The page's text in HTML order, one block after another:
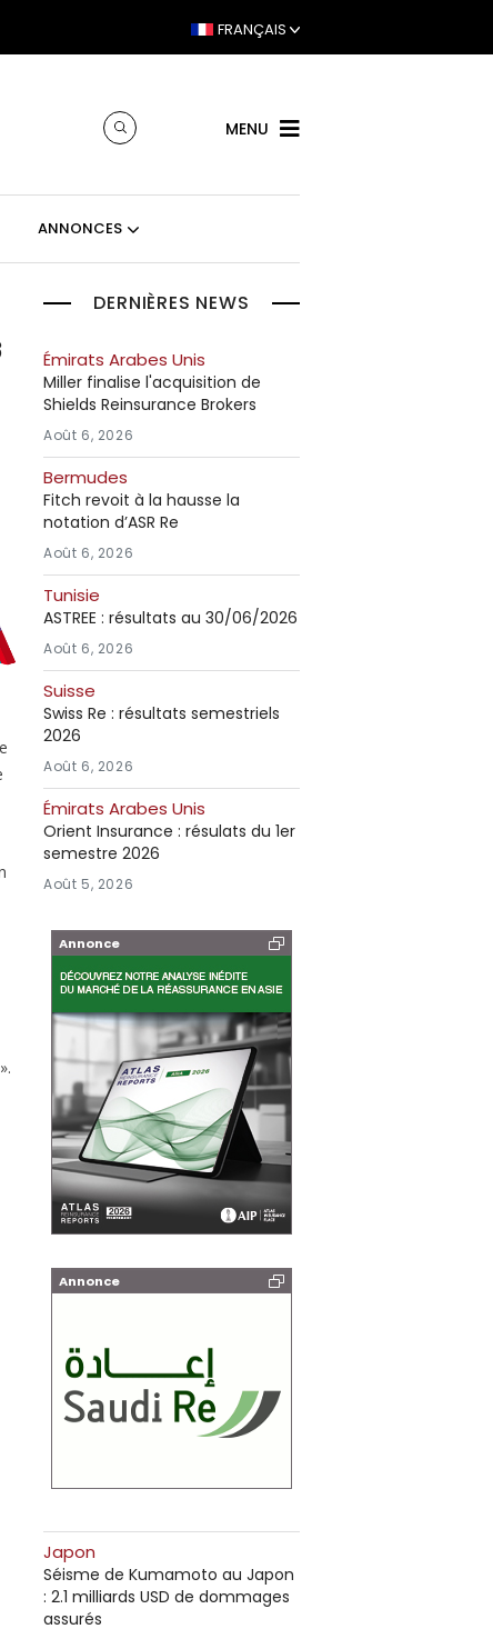
FRANÇAIS
MENU
ANNONCES
DERNIÈRES NEWS
Émirats Arabes Unis
Miller finalise l'acquisition de
Shields Reinsurance Brokers
Août 6, 2026
Bermudes
Fitch revoit à la hausse la
notation d’ASR Re
Août 6, 2026
Tunisie
ASTREE : résultats au 30/06/2026
Août 6, 2026
Suisse
Swiss Re : résultats semestriels
2026
Août 6, 2026
Émirats Arabes Unis
Orient Insurance : résulats du 1er
semestre 2026
Août 5, 2026
Annonce
Annonce
Japon
Séisme de Kumamoto au Japon
: 2.1 milliards USD de dommages
assurés